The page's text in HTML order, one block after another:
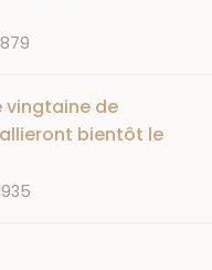
vingtaine de
bientôt le